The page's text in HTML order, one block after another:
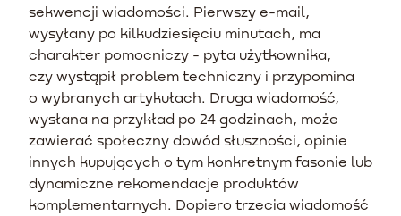
sekwencji wiadomości. Pierwszy e-mail,
wysyłany po kilkudziesięciu minutach, ma
charakter pomocniczy - pyta użytkownika,
czy wystąpił problem techniczny i przypomina
o wybranych artykułach. Druga wiadomość,
wysłana na przykład po 24 godzinach, może
zawierać społeczny dowód słuszności, opinie
innych kupujących o tym konkretnym fasonie lub
dynamiczne rekomendacje produktów
komplementarnych. Dopiero trzecia wiadomość